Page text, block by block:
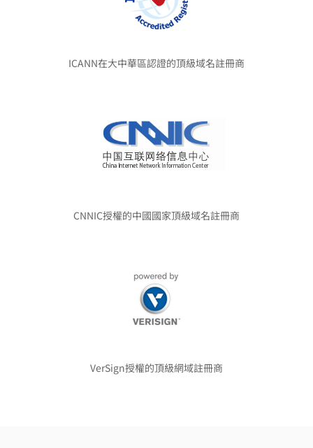
ICANN在大中華區認證的頂級域名註冊商
CNNIC授權的中國國家頂級域名註冊商
VerSign授權的頂級網域註冊商